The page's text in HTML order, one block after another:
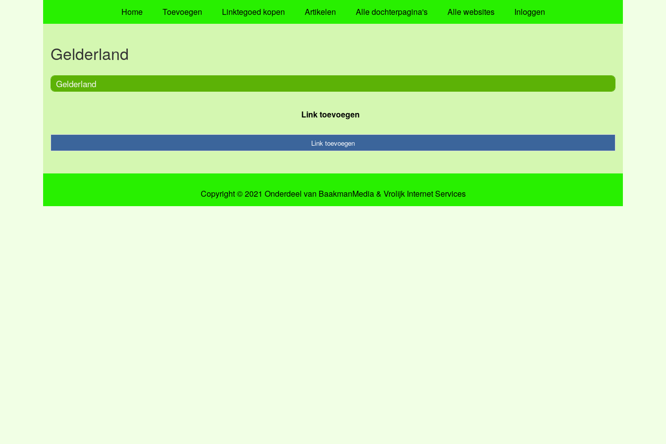
Home Toevoegen Linktegoed kopen Artikelen Alle dochterpagina's Alle websites Inloggen
Gelderland
Gelderland
Link toevoegen
Link toevoegen
Copyright © 2021 Onderdeel van BaakmanMedia& Vrolijk Internet Services